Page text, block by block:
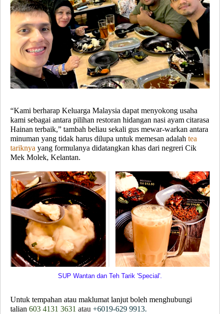
“Kami berharap Keluarga Malaysia dapat menyokong usaha
kami sebagai antara pilihan restoran hidangan nasi ayam citarasa
Hainan terbaik,” tambah beliau sekali gus mewar-warkan antara
minuman yang tidak harus dilupa untuk memesan adalah tea
tariknya yang formulanya didatangkan khas dari negreri Cik
Mek Molek, Kelantan.
SUP Wantan dan Teh Tarik 'Special'.
Untuk tempahan atau maklumat lanjut boleh menghubungi
talian 603 4131 3631 atau +6019-629 9913.